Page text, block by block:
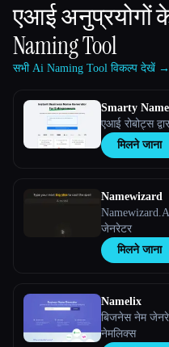
एआई अनुप्रयोगों
Naming Tool
सभी Ai Naming Tool विकल्प देखें →
Smarty
एआई रोबोट्स
मिलने जाना
Namewizard
जेनरेटर
मिलने जाना
Namelix
बिजनेस नेम
नेमलिक्स